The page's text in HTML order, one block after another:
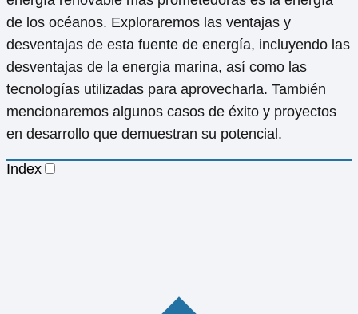
de los océanos. Exploraremos las ventajas y
desventajas de esta fuente de energía, incluyendo las
desventajas de la energia marina, así como las
tecnologías utilizadas para aprovecharla. También
mencionaremos algunos casos de éxito y proyectos
en desarrollo que demuestran su potencial.
Index